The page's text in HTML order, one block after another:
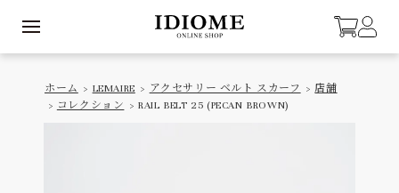
ホーム > LEMAIRE > アクセサリー ベルト スカーフ > 店舗
> コレクション > RAIL BELT 25 (PECAN BROWN)